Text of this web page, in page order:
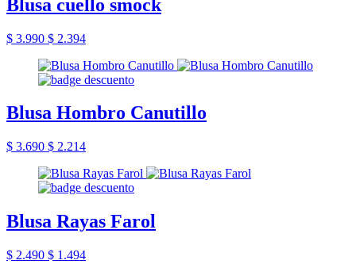
Blusa cuello smock
$ 3.990 $ 2.394
Blusa Hombro Canutillo
$ 3.690 $ 2.214
Blusa Rayas Farol
$ 2.490 $ 1.494